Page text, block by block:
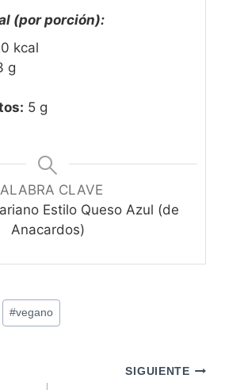
(por porción):
kcal
g
5 g
CLAVE
Estilo Queso Azul (de
Anacardos)
#vegano
SIGUIENTE